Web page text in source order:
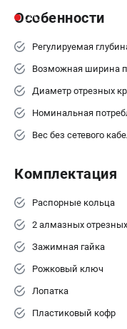
РАСХОДНЫЕ
Кейсы и сумки
+7
Режим
сб
+7 (911) 360-
Особенности
Регулируемая
Возможная ширина
Диаметр отрезных
Номинальная
Вес без сетевого
Комплектация
Распорные кольца
2 алмазных отрезных
Зажимная гайка
Рожковый ключ
Лопатка
Пластиковый кофр